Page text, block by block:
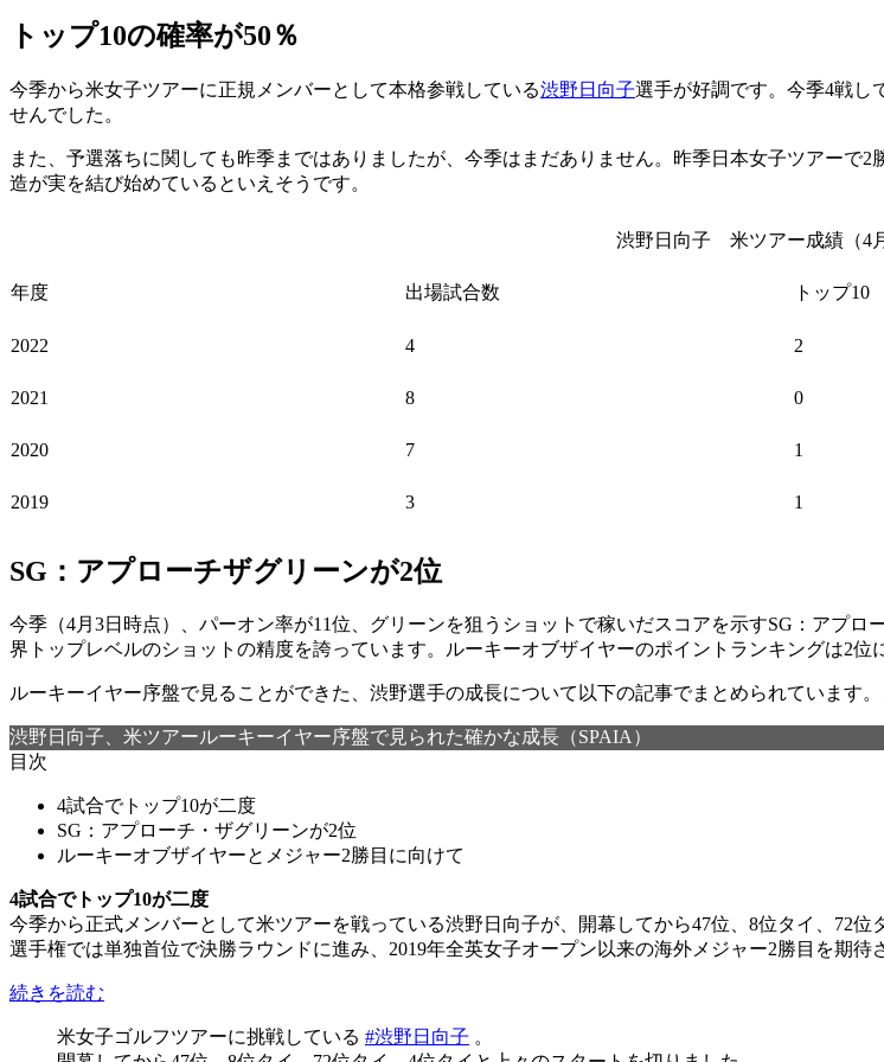
トップ10の確率が50％
今季から米女子ツアーに正規メンバーとして本格参戦している渋野日向子選手が好調です。今季4戦し
せんでした。
また、予選落ちに関しても昨季まではありましたが、今季はまだありません。昨季日本女子ツアーで
造が実を結び始めているといえそうです。
渋野日向子 米ツアー成績（4
年度 出場試合数 トップ10
2022 4 2
2021 8 0
2020 7 1
2019 3 1
SG：アプローチザグリーンが2位
今季（4月3日時点）、パーオン率が11位、グリーンを狙うショットで稼いだスコアを示すSG：アプ
界トップレベルのショットの精度を誇っています。ルーキーオブザイヤーのポイントランキングは2位
ルーキーイヤー序盤で見ることができた、渋野選手の成長について以下の記事でまとめられています。
渋野日向子、米ツアールーキーイヤー序盤で見られた確かな成長（SPAIA）
目次
4試合でトップ10が二度
SG：アプローチ・ザグリーンが2位
ルーキーオブザイヤーとメジャー2勝目に向けて
4試合でトップ10が二度
今季から正式メンバーとして米ツアーを戦っている渋野日向子が、開幕してから47位、8位タイ、72
選手権では単独首位で決勝ラウンドに進み、2019年全英女子オープン以来の海外メジャー2勝目を期待
続きを読む
米女子ゴルフツアーに挑戦している #渋野日向子 。